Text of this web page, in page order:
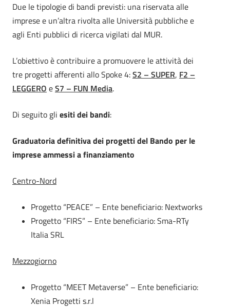
Due le tipologie di bandi previsti: una riservata alle
imprese e un’altra rivolta alle Università pubbliche e
agli Enti pubblici di ricerca vigilati dal MUR.
L’obiettivo è contribuire a promuovere le attività dei
tre progetti afferenti allo Spoke 4:S2 – SUPER, F2 –
LEGGERO eS7 – FUN Media.
Di seguito gli esiti dei bandi:
Graduatoria definitiva dei progetti del Bando per le
imprese ammessi a finanziamento
Centro-Nord
Progetto “PEACE” – Ente beneficiario: Nextworks
Progetto “FIRS” – Ente beneficiario: Sma-RTy
Italia SRL
Mezzogiorno
Progetto “MEET Metaverse” – Ente beneficiario:
Xenia Progetti s.r.l